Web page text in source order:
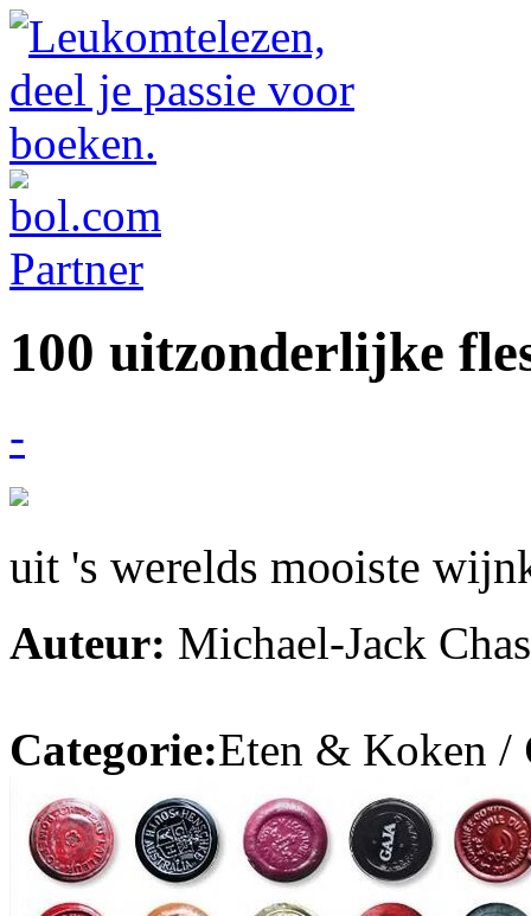
100 uitzonderlijke
-
uit 's werelds mooiste
Auteur: Michael-Jack
Categorie:Eten & Koken /